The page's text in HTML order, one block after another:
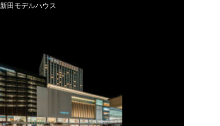
新田モデルハウス